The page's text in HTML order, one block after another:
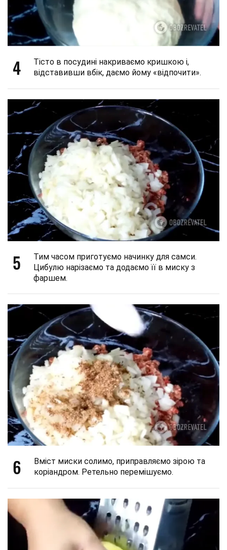
4
Тісто в посудині накриваємо кришкою і,
відставивши вбік, даємо йому «відпочити».
5
Тим часом приготуємо начинку для самси.
Цибулю нарізаємо та додаємо її в миску з
фаршем.
6
Вміст миски солимо, приправляємо зірою та
коріандром. Ретельно перемішуємо.